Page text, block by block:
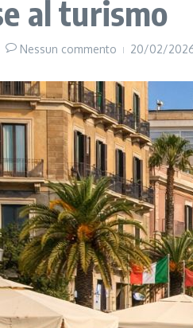
al turismo
Nessun commento 20/02/